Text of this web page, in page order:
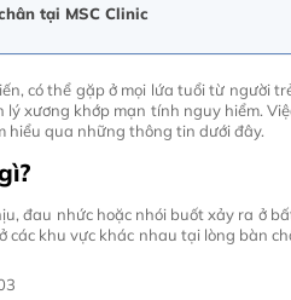
tại MSC Clinic
có thể gặp ở mọi lứa tuổi từ người
xương khớp mạn tính nguy hiểm.
hiểu qua những thông tin dưới đây.
đau nhức hoặc nhói buốt xảy ra ở
các khu vực khác nhau tại lòng bàn